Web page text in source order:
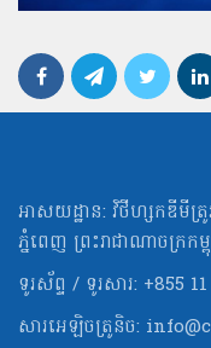
អាសយដ្ឋាន: វិថីហ្សកឌីមីត្រូ
ភ្នំពេញ ព្រះរាជាណាចក្រកម្
ទូរស័ព្ទ / ទូរសារ: +855
សារអេឡិចត្រូនិច: